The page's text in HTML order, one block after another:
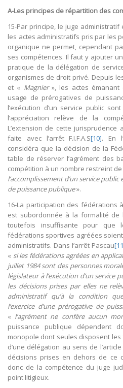
A-Les principes de répartition des
15-Par principe, le juge
les actes administratifs pris par les
organique ne permet, cependant
ses compétences. Il faut y ajouter
pratique de la délégation de
organismes de droit privé. Depuis
et « Magnier», les actes émanant
usage de prérogatives de
l’exécution d’un service public
l’appréciation relève de la
L’extension de cette jurisprudence
faite avec l’arrêt F.I.F.A.S[10]. En
considéra que la décision de la
table de réserver l’agrément des
compétition à un nombre restreint
l’accomplissement d’un service
de puissance publique».
16-La participation des fédérations
est subordonnée à la formalité de
toutefois insuffisante pour que
fédérations sportives agréées
administratifs. Dans l’arrêt Pascau
« si les fédérations agréées en
juillet 1984 sont des personnes
législateur à l’exécution d’un service
les décisions prises par elles ne
administratif qu’à la condition
l’exercice d’une prérogative de
« l’agrément ne confère aucun
puissance publique dépendent
monopole dont seules disposent
d’une délégation au sens de
décisions prises en dehors de ce
donc de la compétence du juge
point litigieux.